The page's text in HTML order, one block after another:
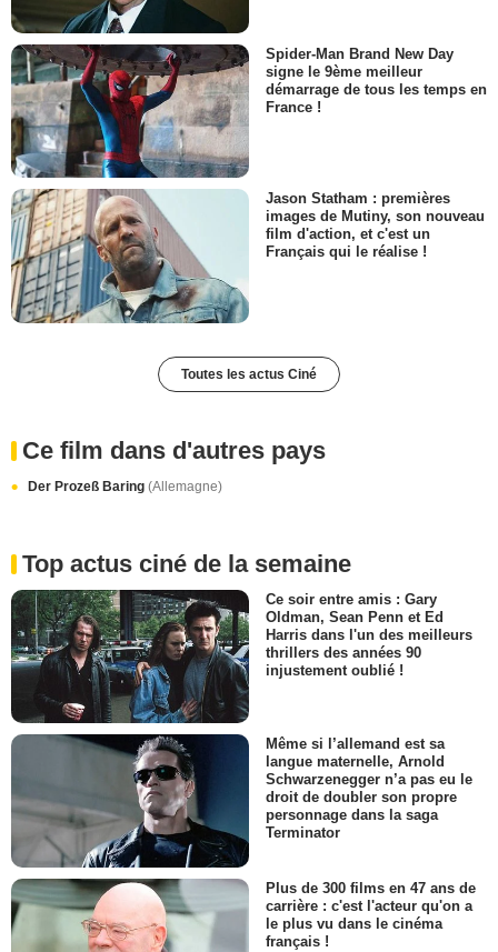
Spider-Man Brand New Day
signe le 9ème meilleur
démarrage de tous les temps en
France !
Jason Statham : premières
images de Mutiny, son nouveau
film d'action, et c'est un
Français qui le réalise !
Toutes les actus Ciné
Ce film dans d'autres pays
Der Prozeß Baring (Allemagne)
Top actus ciné de la semaine
Ce soir entre amis : Gary
Oldman, Sean Penn et Ed
Harris dans l'un des meilleurs
thrillers des années 90
injustement oublié !
Même si l’allemand est sa
langue maternelle, Arnold
Schwarzenegger n’a pas eu le
droit de doubler son propre
personnage dans la saga
Terminator
Plus de 300 films en 47 ans de
carrière : c'est l'acteur qu'on a
le plus vu dans le cinéma
français !